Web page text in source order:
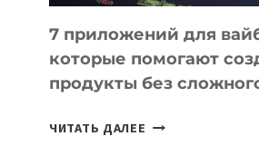
7 приложений для
которые помогают
продукты без
ЧИТАТЬ ДАЛЕЕ